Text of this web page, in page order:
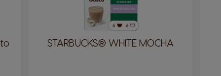
STARBUCKS® WHITE MOCHA